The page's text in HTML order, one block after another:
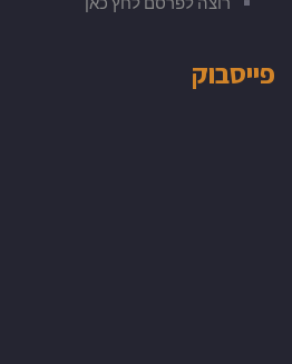
פייסבוק